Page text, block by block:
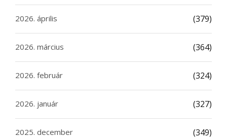
2026. április (379)
2026. március (364)
2026. február (324)
2026. január (327)
2025. december (349)